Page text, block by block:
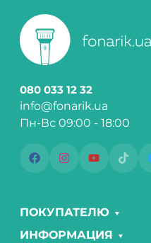
080 033 12 32
info@fonarik.ua
Пн-Вс 09:00 - 18:00
ПОКУПАТЕЛЮ
ИНФОРМАЦИЯ